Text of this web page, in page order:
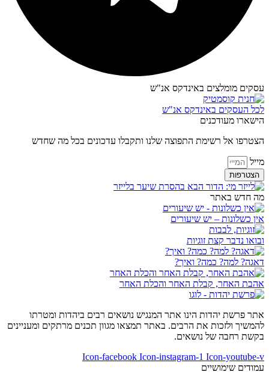
עסקים מומלצים באינדקס אנ"ש​
לכל העסקים באינדקס אנ"ש
הישארו מעודכנים
הצטרפו אל רשימת התפוצה שלנו ותקבלו עדכונים בכל מה שחדש
מייל
הצטרפות
מה חדש באתר
אין כשלונות – יש שיעורים
ובואו נדבר קצת זוגיות
דאגה? למה? כמה? ואיך?
אהבת האחר, קבלת האחר והכלת האחר
אתר פרשת יהדות הינו אתר המנגיש נושאים רבים ביהדות ומטרתו
להמשיך ולזכות את הרבים. באתר תמצאו מגוון תכנים מרתקים ומעניינים
בקשת רחבה של נושאים.
Icon-facebook Icon-instagram-1 Icon-youtube-v
עמודים שימושיים